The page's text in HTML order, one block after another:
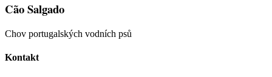
Cão Salgado
Chov portugalských vodních psů
Kontakt